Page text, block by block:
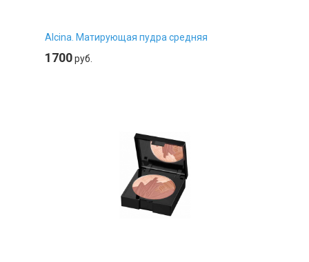
Alcina. Матирующая пудра средняя
1700руб.